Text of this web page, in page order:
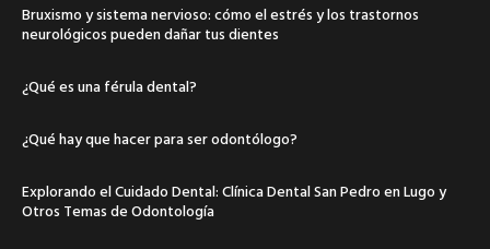
Bruxismo y sistema nervioso: cómo el estrés y los trastornos
neurológicos pueden dañar tus dientes
¿Qué es una férula dental?
¿Qué hay que hacer para ser odontólogo?
Explorando el Cuidado Dental: Clínica Dental San Pedro en Lugo y
Otros Temas de Odontología